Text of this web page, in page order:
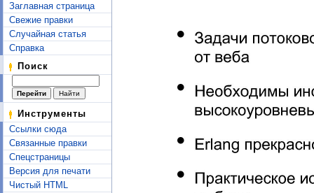
Заглавная страница
Свежие правки
Случайная статья
Справка
Поиск
Инструменты
Ссылки сюда
Связанные правки
Спецстраницы
Версия для печати
Чистый HTML